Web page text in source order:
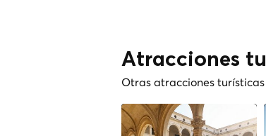
Atracciones
Otras atracciones